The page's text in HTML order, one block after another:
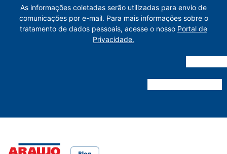
As informações coletadas serão utilizadas para envio de
comunicações por e-mail. Para mais informações sobre o
tratamento de dados pessoais, acesse o nosso Portal de
Privacidade.